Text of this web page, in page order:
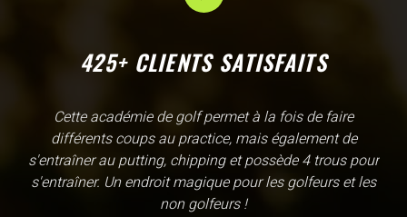
425+ CLIENTS SATISFAITS
L'Academy de Gammarth comme son nom l'indique est
une école, en fait c'est un practice exceptionnel. il y a
évidemment un pratique classic sur tapis mais aussi
un sur herbe, des zones pour le chipping, les bumqers...
Vous y avez pensé, c'est à l'academy. Il n'y a pas assez